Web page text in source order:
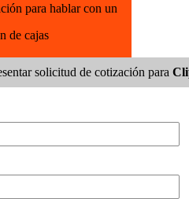
para hablar con un
de cajas
solicitud de cotización para